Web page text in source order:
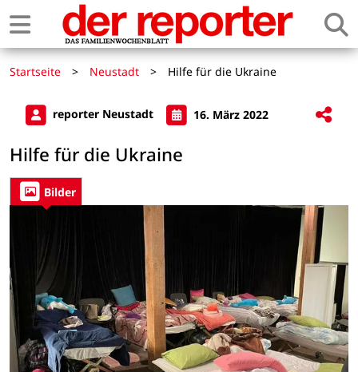
Startseite > Neustadt > Hilfe für die Ukraine
reporter Neustadt 16. März 2022
Hilfe für die Ukraine
Bilder